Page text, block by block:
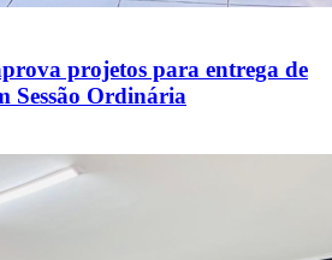
projetos para entrega de
Sessão Ordinária